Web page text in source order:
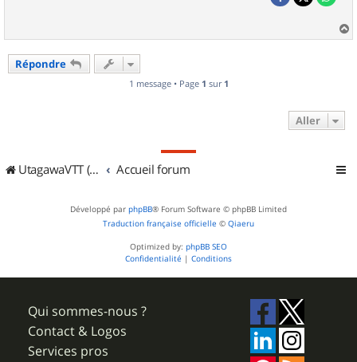
a
Répondre
1 message • Page 1 sur 1
Aller
UtagawaVTT (Randos VTT et VTTAE avec traces GPS) Accueil forum
Développé par phpBB® Forum Software © phpBB Limited
Traduction française officielle © Qiaeru
Optimized by: phpBB SEO
Confidentialité | Conditions
Qui sommes-nous ?
Contact & Logos
Services pros